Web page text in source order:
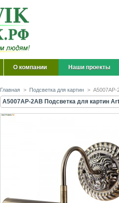
О компании Наши проекты
Главная > Подсветка для картин > A5007AP-
A5007AP-2AB Подсветка для картин